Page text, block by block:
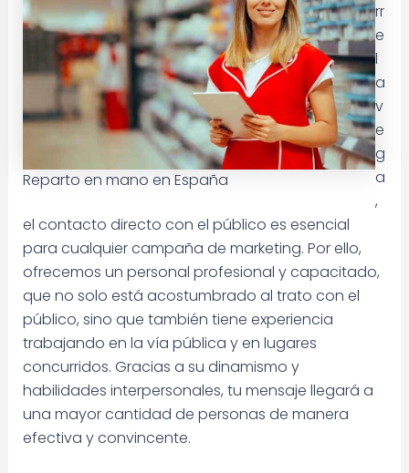
Reparto en mano en España
rr
e
l
a
v
e
g
a
,
el contacto directo con el público es esencial
para cualquier campaña de marketing. Por ello,
ofrecemos un personal profesional y capacitado,
que no solo está acostumbrado al trato con el
público, sino que también tiene experiencia
trabajando en la vía pública y en lugares
concurridos. Gracias a su dinamismo y
habilidades interpersonales, tu mensaje llegará a
una mayor cantidad de personas de manera
efectiva y convincente.